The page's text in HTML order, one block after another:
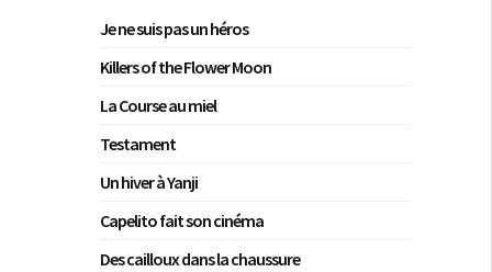
Je ne suis pas un héros
Killers of the Flower Moon
La Course au miel
Testament
Un hiver à Yanji
Capelito fait son cinéma
Des cailloux dans la chaussure